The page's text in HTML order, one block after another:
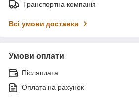
Транспортна компанія
Всі умови доставки
Умови оплати
Післяплата
Оплата на рахунок